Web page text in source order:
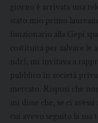
giorno è arrivata una
stato mio primo
funzionario alla Gepi
costituita per salvare le
ndr), mi invitava a
pubblico in società
mercato. Risposi che
mi disse che, se ci
cui avevo seguito la